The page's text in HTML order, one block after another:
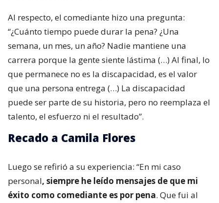
Al respecto, el comediante hizo una pregunta:
“¿Cuánto tiempo puede durar la pena? ¿Una
semana, un mes, un año? Nadie mantiene una
carrera porque la gente siente lástima (…) Al final, lo
que permanece no es la discapacidad, es el valor
que una persona entrega (…) La discapacidad
puede ser parte de su historia, pero no reemplaza el
talento, el esfuerzo ni el resultado”.
Recado a Camila Flores
Luego se refirió a su experiencia: “En mi caso
personal, siempre he leído mensajes de que mi
éxito como comediante es por pena. Que fui al